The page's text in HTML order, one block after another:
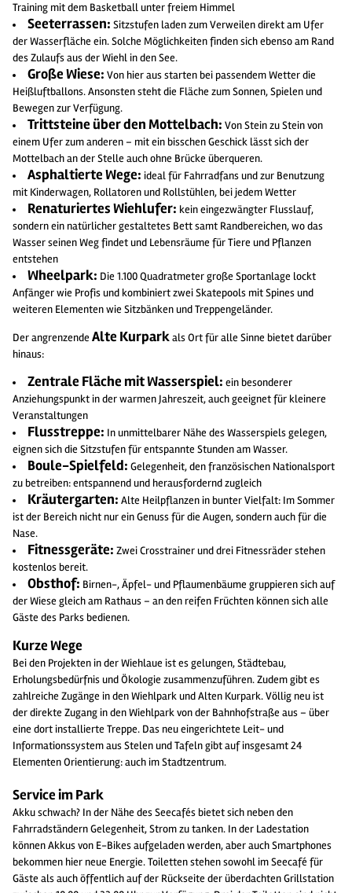
Training mit dem Basketball unter freiem Himmel
Seeterrassen: Sitzstufen laden zum Verweilen direkt am Ufer
der Wasserfläche ein. Solche Möglichkeiten finden sich ebenso am Rand
des Zulaufs aus der Wiehl in den See.
Große Wiese: Von hier aus starten bei passendem Wetter die
Heißluftballons. Ansonsten steht die Fläche zum Sonnen, Spielen und
Bewegen zur Verfügung.
Trittsteine über den Mottelbach: Von Stein zu Stein von
einem Ufer zum anderen – mit ein bisschen Geschick lässt sich der
Mottelbach an der Stelle auch ohne Brücke überqueren.
Asphaltierte Wege: ideal für Fahrradfans und zur Benutzung
mit Kinderwagen, Rollatoren und Rollstühlen, bei jedem Wetter
Renaturiertes Wiehlufer: kein eingezwängter Flusslauf,
sondern ein natürlicher gestaltetes Bett samt Randbereichen, wo das
Wasser seinen Weg findet und Lebensräume für Tiere und Pflanzen
entstehen
Wheelpark: Die 1.100 Quadratmeter große Sportanlage lockt
Anfänger wie Profis und kombiniert zwei Skatepools mit Spines und
weiteren Elementen wie Sitzbänken und Treppengeländer.
Der angrenzende Alte Kurparkals Ort für alle Sinne bietet darüber
hinaus:
Zentrale Fläche mit Wasserspiel: ein besonderer
Anziehungspunkt in der warmen Jahreszeit, auch geeignet für kleinere
Veranstaltungen
Flusstreppe: In unmittelbarer Nähe des Wasserspiels gelegen,
eignen sich die Sitzstufen für entspannte Stunden am Wasser.
Boule-Spielfeld: Gelegenheit, den französischen Nationalsport
zu betreiben: entspannend und herausfordernd zugleich
Kräutergarten: Alte Heilpflanzen in bunter Vielfalt: Im Sommer
ist der Bereich nicht nur ein Genuss für die Augen, sondern auch für die
Nase.
Fitnessgeräte: Zwei Crosstrainer und drei Fitnessräder stehen
kostenlos bereit.
Obsthof: Birnen-, Äpfel- und Pflaumenbäume gruppieren sich auf
der Wiese gleich am Rathaus – an den reifen Früchten können sich alle
Gäste des Parks bedienen.
Kurze Wege
Bei den Projekten in der Wiehlaue ist es gelungen, Städtebau,
Erholungsbedürfnis und Ökologie zusammenzuführen. Zudem gibt es
zahlreiche Zugänge in den Wiehlpark und Alten Kurpark. Völlig neu ist
der direkte Zugang in den Wiehlpark von der Bahnhofstraße aus – über
eine dort installierte Treppe. Das neu eingerichtete Leit- und
Informationssystem aus Stelen und Tafeln gibt auf insgesamt 24
Elementen Orientierung: auch im Stadtzentrum.
Service im Park
Akku schwach? In der Nähe des Seecafés bietet sich neben den
Fahrradständern Gelegenheit, Strom zu tanken. In der Ladestation
können Akkus von E-Bikes aufgeladen werden, aber auch Smartphones
bekommen hier neue Energie. Toiletten stehen sowohl im Seecafé für
Gäste als auch öffentlich auf der Rückseite der überdachten Grillstation